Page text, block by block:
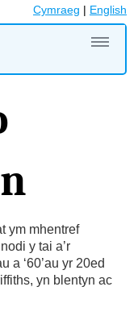
Cymraeg | English
ym mhentref
y tai a’r
a ‘60’au yr 20ed
yn blentyn ac